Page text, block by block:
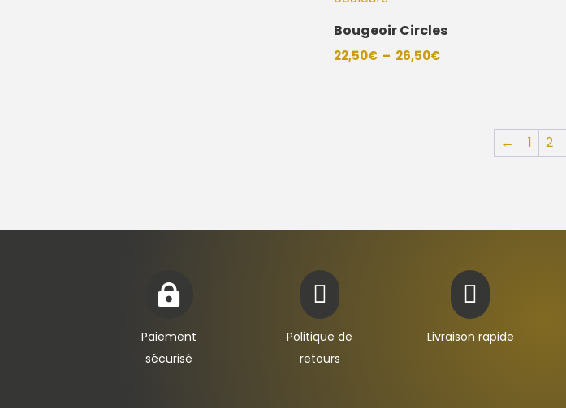
Bougeoir Circles
22,50€ – 26,50€Plage
← 1 2

Paiement
sécurisé

Politique de
retours

Livraison rapide